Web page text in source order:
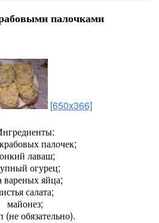
палочками
[650x366]
палочек;
лаваш;
огурец;
вареных яйца;
салата;
майонез;
(не обязательно).